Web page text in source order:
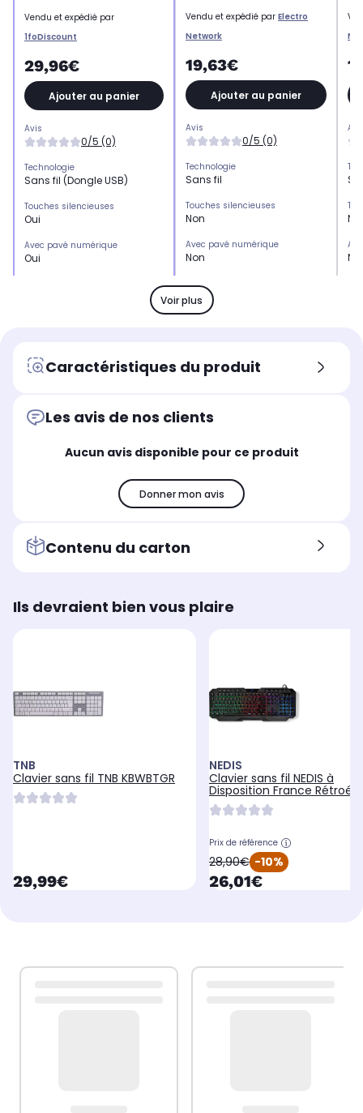
Vendu et expédié par
1foDiscount
29,96€
Ajouter au panier
Avis
0/5 (0)
Technologie
Sans fil (Dongle USB)
Touches silencieuses
Oui
Avec pavé numérique
Oui
Longueur câble
30,00 m
Non
Bureautique
Vendu et expédié par Electro
Network
19,63€
Ajouter au panier
Avis
0/5 (0)
Technologie
Sans fil
Touches silencieuses
Non
Avec pavé numérique
Non
Support poignet
Non
Longueur câble
1,50 m
Non
Bureautique
Type de clavier
Classique
Voir plus
Caractéristiques du produit
Les avis de nos clients
Aucun avis disponible pour ce produit
Donner mon avis
Contenu du carton
Ils devraient bien vous plaire
TNB
Clavier sans fil TNB KBWBTGR
currentPrice
29,99€
NEDIS
Clavier sans fil NEDIS à
Disposition France
LED
Prix de référence
oldPrice
28,90€ -10%
currentPrice
26,01€